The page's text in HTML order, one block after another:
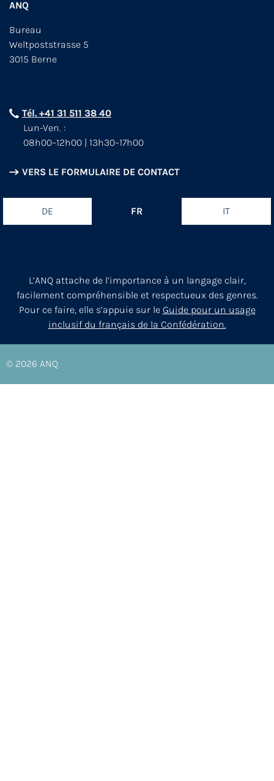
ANQ
Bureau
Weltpoststrasse 5
3015 Berne
Tél. +41 31 511 38 40
Lun-Ven. :
08h00–12h00 | 13h30–17h00
VERS LE FORMULAIRE DE CONTACT
DE FR IT
L’ANQ attache de l’importance à un langage clair,
facilement compréhensible et respectueux des genres.
Pour ce faire, elle s’appuie sur le Guide pour un usage
inclusif du français de la Confédération.
© 2026 ANQ